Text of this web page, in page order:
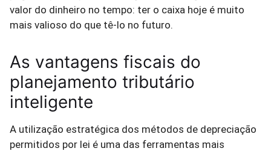
valor do dinheiro no tempo: ter o caixa hoje é muito
mais valioso do que tê-lo no futuro.
As vantagens fiscais do
planejamento tributário
inteligente
A utilização estratégica dos métodos de depreciação
permitidos por lei é uma das ferramentas mais